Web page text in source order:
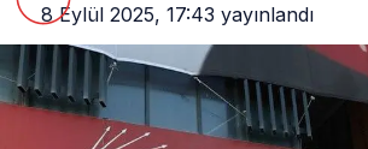
8 Eylül 2025, 17:43 yayınlandı